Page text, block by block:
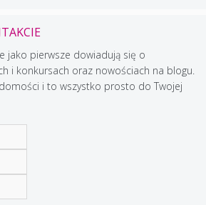
jako pierwsze dowiadują się o
i konkursach oraz nowościach na blogu.
i to wszystko prosto do Twojej